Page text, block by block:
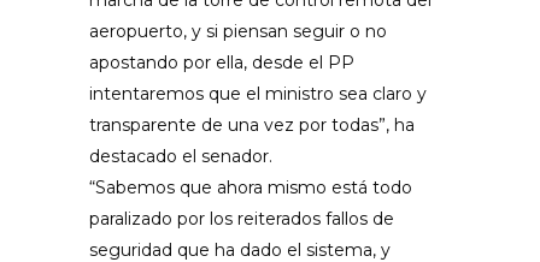
aeropuerto, y si piensan seguir o no
apostando por ella, desde el PP
intentaremos que el ministro sea claro y
transparente de una vez por todas”, ha
destacado el senador.
“Sabemos que ahora mismo está todo
paralizado por los reiterados fallos de
seguridad que ha dado el sistema, y